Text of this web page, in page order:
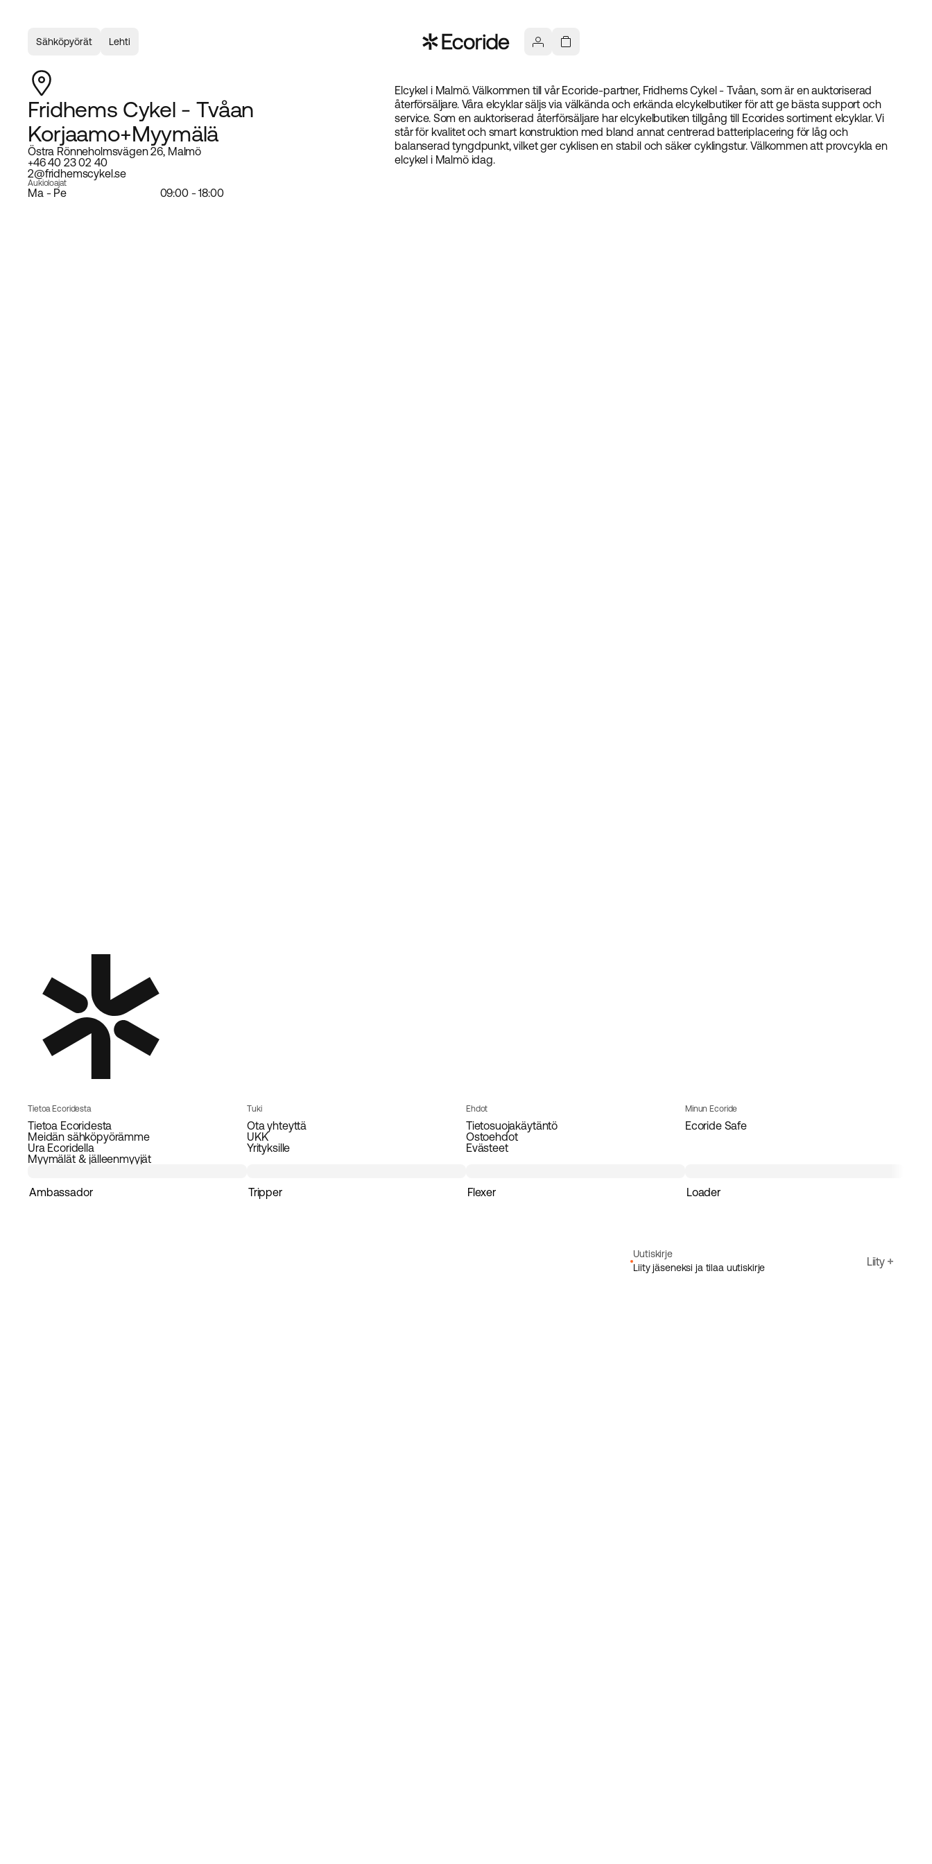
Sähköpyörät Lehti
Fridhems Cykel - Tvåan
Korjaamo+Myymälä
Östra Rönneholmsvägen 26, Malmö
+46 40 23 02 40
2@fridhemscykel.se
Aukioloajat
Ma - Pe 09:00 - 18:00
Elcykel i Malmö. Välkommen till vår Ecoride-partner, Fridhems Cykel - Tvåan, som är en auktoriserad
återförsäljare. Våra elcyklar säljs via välkända och erkända elcykelbutiker för att ge bästa support och
service. Som en auktoriserad återförsäljare har elcykelbutiken tillgång till Ecorides sortiment elcyklar. Vi
står för kvalitet och smart konstruktion med bland annat centrerad batteriplacering för låg och
balanserad tyngdpunkt, vilket ger cyklisen en stabil och säker cyklingstur. Välkommen att provcykla en
elcykel i Malmö idag.
Tietoa Ecoridesta
Tietoa Ecoridesta
Meidän sähköpyörämme
Ura Ecoridella
Myymälät & jälleenmyyjät
Tuki
Ota yhteyttä
UKK
Yrityksille
Ehdot
Tietosuojakäytäntö
Ostoehdot
Evästeet
Minun Ecoride
Ecoride Safe
Ambassador Tripper Flexer Loader
Uutiskirje
Liity jäseneksi ja tilaa uutiskirje
Liity